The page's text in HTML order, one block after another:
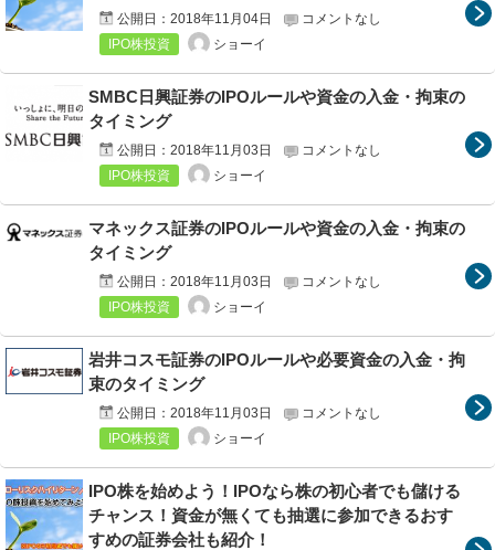
公開日： 2018年11月04日
コメントなし
IPO株投資
ショーイ
SMBC日興証券のIPOルールや資金の入金・拘束の
タイミング
公開日： 2018年11月03日
コメントなし
IPO株投資
ショーイ
マネックス証券のIPOルールや資金の入金・拘束の
タイミング
公開日： 2018年11月03日
コメントなし
IPO株投資
ショーイ
岩井コスモ証券のIPOルールや必要資金の入金・拘
束のタイミング
公開日： 2018年11月03日
コメントなし
IPO株投資
ショーイ
IPO株を始めよう！IPOなら株の初心者でも儲ける
チャンス！資金が無くても抽選に参加できるおす
すめの証券会社も紹介！